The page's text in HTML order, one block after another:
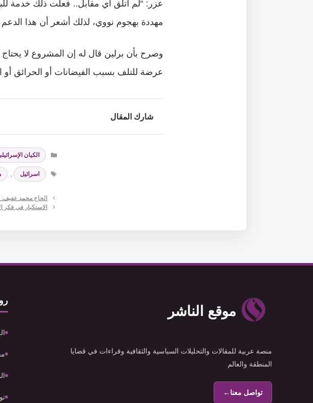
عزر: “لم أتلق أي مقابل.. فعلت ذلك خدمة
مهددة بهجوم نووي، لذلك أشعر أن هذا
وصرح بأن برلين قال له إن المشروع لا
عرضة للتلف بسبب الفيضانات أو الحرائق
شارك المقال
التصنيفات
الكيان
الوسوم
اسرائيل ,
الحاج محمد عفيف:
الاستكبار في فكر
موقع الناشر
منصة عربية للمقالات والتحليلات السياسية والثقافية وقراءات في قضايا
المنطقة والعالم
تواصل معنا←